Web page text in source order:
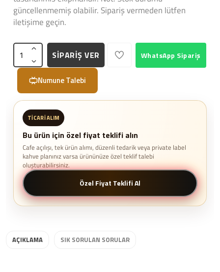
güncellenmemiş olabilir. Sipariş vermeden lütfen
iletişime geçin.
SİPARİŞ VER WhatsApp Sipariş
Numune Talebi
TICARI ALIM
Bu ürün için özel fiyat teklifi alın
Cafe açılışı, tek ürün alımı, düzenli tedarik veya private label
kahve planınız varsa ürününüze özel teklif talebi
oluşturabilirsiniz.
Özel Fiyat Teklifi Al
AÇIKLAMA SIK SORULAN SORULAR